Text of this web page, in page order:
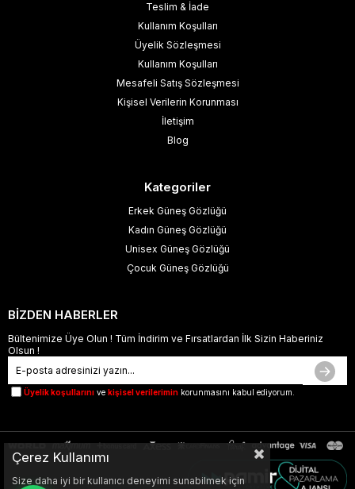
Teslim & İade
Kullanım Koşulları
Üyelik Sözleşmesi
Kullanım Koşulları
Mesafeli Satış Sözleşmesi
Kişisel Verilerin Korunması
İletişim
Blog
Kategoriler
Erkek Güneş Gözlüğü
Kadın Güneş Gözlüğü
Unisex Güneş Gözlüğü
Çocuk Güneş Gözlüğü
BİZDEN HABERLER
Bültenimize Üye Olun ! Tüm İndirim ve Fırsatlardan İlk Sizin Haberiniz
Olsun !
Üyelik koşullarını ve kişisel verilerimin korunmasını kabul ediyorum.
Çerez Kullanımı
Size daha iyi bir kullanıcı deneyimi sunabilmek için